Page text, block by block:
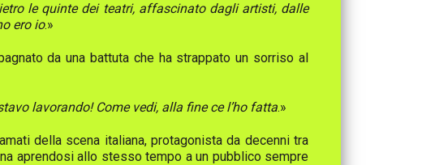
le quinte dei teatri, affascinato dagli artisti, dalle
ero io.»
da una battuta che ha strappato un sorriso al
lavorando! Come vedi, alla fine ce l’ho fatta.»
della scena italiana, protagonista da decenni tra
aprendosi allo stesso tempo a un pubblico sempre